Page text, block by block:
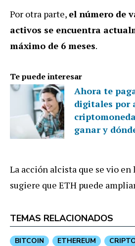
Por otra parte, el número de
activos se encuentra
máximo de 6 meses.
Te puede interesar
Ahora te
digitales por
ganar y
La acción alcista que se vio
sugiere que ETH puede
TEMAS RELACIONADOS
BITCOIN ETHEREUM